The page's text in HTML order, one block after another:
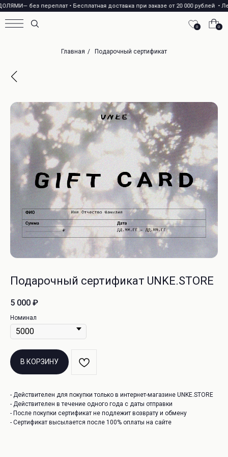
без переплатㅤ •ㅤ Бесплатная доставка при заказе от 20 000 рублей ㅤ •
0
0
Главная / Подарочный сертификат
Подарочный сертификат UNKE.STORE
5 000 ₽
Номинал
В КОРЗИНУ
- Действителен для покупки только в интернет-магазине UNKE.STORE
- Действителен в течение одного года с даты отправки
- После покупки сертификат не подлежит возврату и обмену
- Сертификат высылается после 100% оплаты на сайте
Перейти в каталог
Новинки
Контакты
оферта
Адреса магазинов